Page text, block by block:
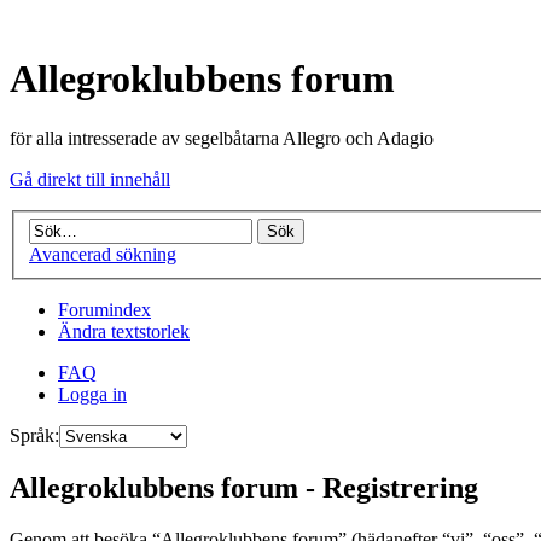
Allegroklubbens forum
för alla intresserade av segelbåtarna Allegro och Adagio
Gå direkt till innehåll
Avancerad sökning
Forumindex
Ändra textstorlek
FAQ
Logga in
Språk:
Allegroklubbens forum - Registrering